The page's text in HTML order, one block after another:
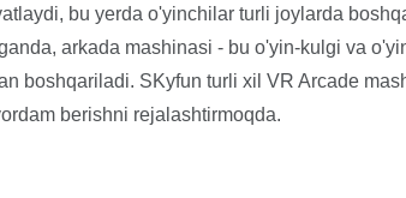
bu yerda o'yinchilar turli joylarda
arkada mashinasi - bu o'yin-kulgi va
boshqariladi. SKyfun turli xil VR Arcade
berishni rejalashtirmoqda.